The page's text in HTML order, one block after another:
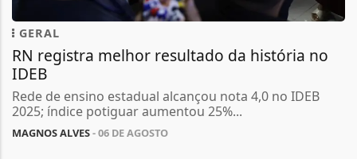
GERAL
RN registra melhor resultado da história no
IDEB
Rede de ensino estadual alcançou nota 4,0 no IDEB
2025; índice potiguar aumentou 25%...
MAGNOS ALVES- 06 DE AGOSTO